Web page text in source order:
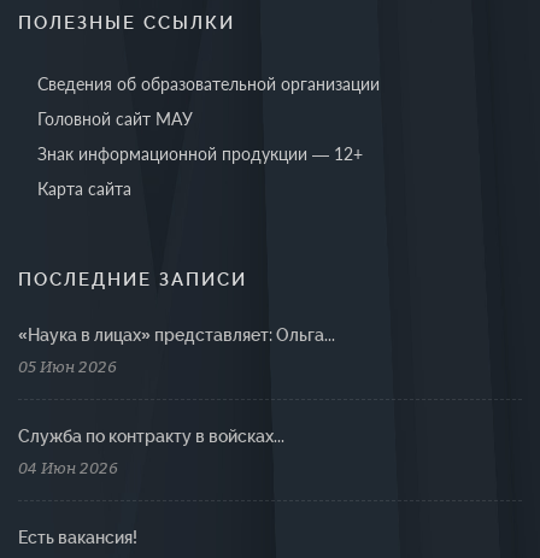
ПОЛЕЗНЫЕ ССЫЛКИ
Сведения об образовательной организации
Головной сайт МАУ
Знак информационной продукции — 12+
Карта сайта
ПОСЛЕДНИЕ ЗАПИСИ
«Наука в лицах» представляет: Ольга...
05 Июн 2026
Cлужба по контракту в войсках...
04 Июн 2026
Есть вакансия!